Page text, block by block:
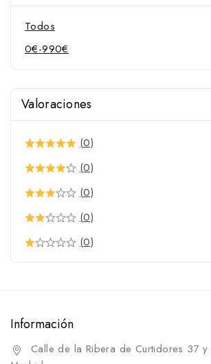
Todos
0€-990€
Valoraciones
(0)
(0)
(0)
(0)
(0)
Información
Calle de la Ribera de Curtidores 37